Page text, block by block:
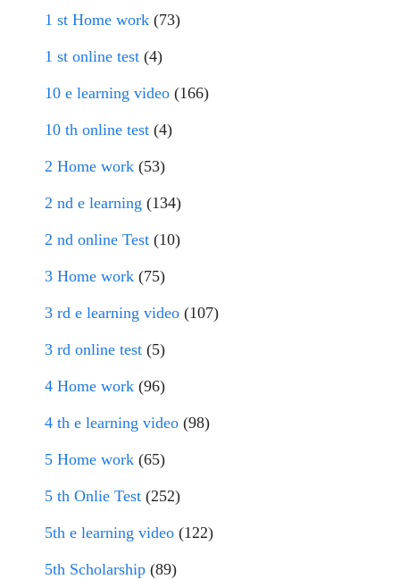
1 st Home work (73)
1 st online test (4)
10 e learning video (166)
10 th online test (4)
2 Home work (53)
2 nd e learning (134)
2 nd online Test (10)
3 Home work (75)
3 rd e learning video (107)
3 rd online test (5)
4 Home work (96)
4 th e learning video (98)
5 Home work (65)
5 th Onlie Test (252)
5th e learning video (122)
5th Scholarship (89)